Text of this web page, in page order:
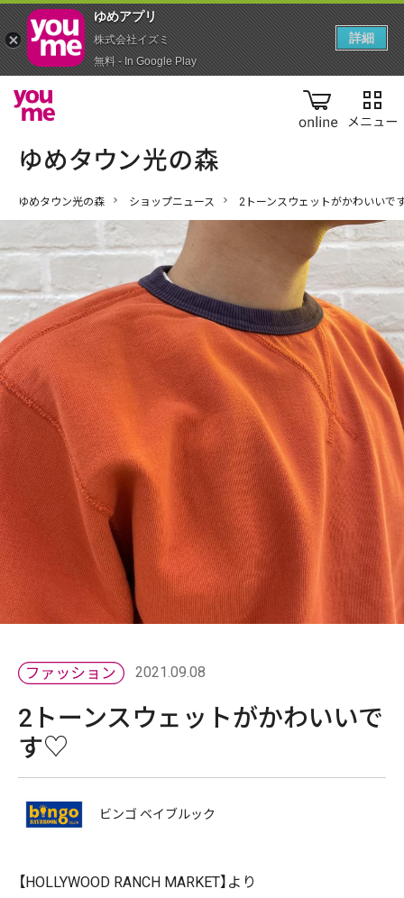
online
ゆめタウン光の森 ショップニュース 2トーンスウェットがかわいいで
2021.09.08
2トーンスウェットがかわいいで
す♡
ビンゴ ベイブルック
【HOLLYWOOD RANCH MARKET】より
ゆめアプ‪リ‬
株式会社イズミ
無料 - In Google Play
詳細